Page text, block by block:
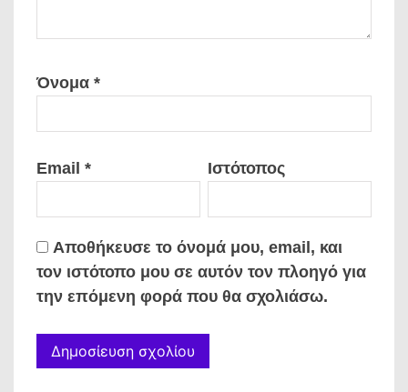
Όνομα *
Email * Ιστότοπος
Αποθήκευσε το όνομά μου, email, και
τον ιστότοπο μου σε αυτόν τον πλοηγό για
την επόμενη φορά που θα σχολιάσω.